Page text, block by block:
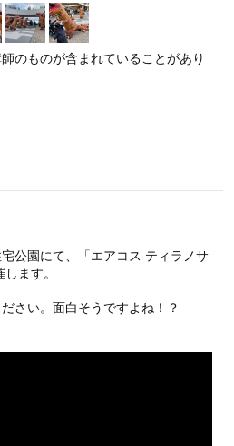
のものが含まれていることがあり
公園にて、「エアコス ティラノサ
ます。
さい。面白そうですよね！？